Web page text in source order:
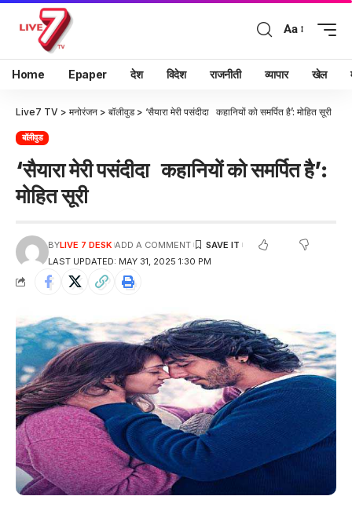
Aa
Home Epaper देश विदेश राजनीती व्यापार खेल
Live7 TV > मनोरंजन > बॉलीवुड> ‘सैयारा मेरी पसंदीदा कहानियों को समर्पित है’: मोहित सूरी
बॉलीवुड
‘सैयारा मेरी पसंदीदा कहानियों को समर्पित है’:
मोहित सूरी
LAST UPDATED: MAY 31, 2025 1:30 PM
BYLIVE 7 DESK ADD A COMMENT